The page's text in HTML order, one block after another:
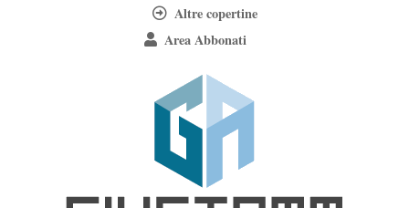
Altre copertine
Area Abbonati